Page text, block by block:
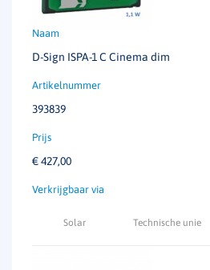
D-Sign ISPA-1 C Cinema dim
393839
€427,00
Solar Technische unie